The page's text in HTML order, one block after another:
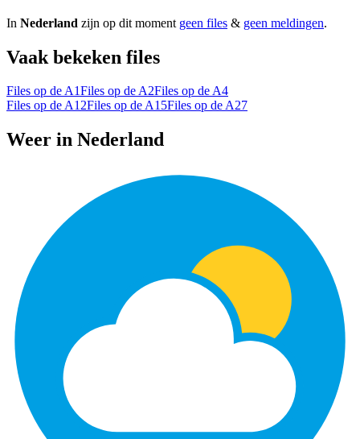
In Nederland zijn op dit moment geen files & geen meldingen.
Vaak bekeken files
Files op de A1Files op de A2Files op de A4
Files op de A12Files op de A15Files op de A27
Weer in Nederland